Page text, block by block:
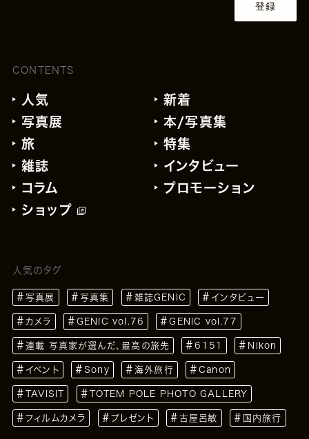
登録
CONTENTS
人気
新着
写真展
本/写真集
旅
特集
雑誌
インタビュー
コラム
プロモーション
ショップ
人気のタグ
写真展 写真集 雑誌GENIC インタビュー
カメラ GENIC vol.76 GENIC vol.77
連載 写真家が選んだ、最高の旅先 6151 Nikon
イベント Sony 海外旅行 Canon
TAVISIT TOTEM POLE PHOTO GALLERY
フィルムカメラ プレゼント 古屋呂敏 国内旅行